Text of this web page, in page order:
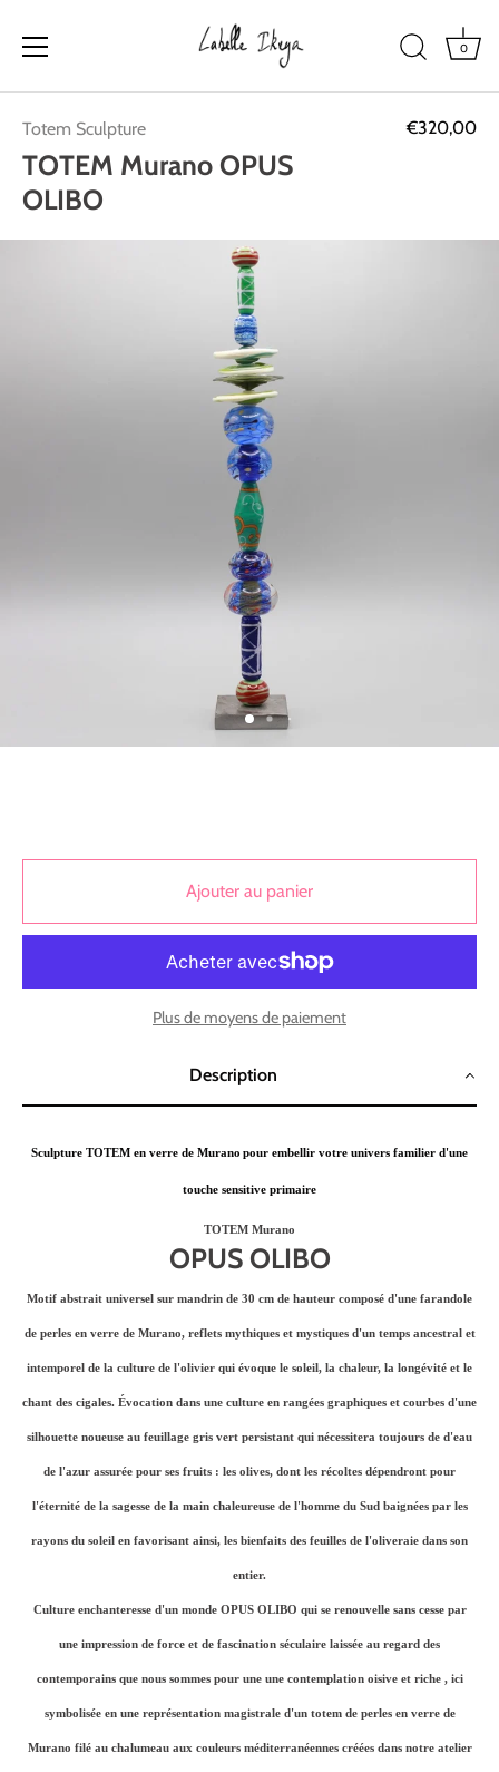
contenu
0
Totem Sculpture €320,00
TOTEM Murano OPUS
OLIBO
Ajouter au panier
Plus de moyens de paiement
Description
Sculpture TOTEM en verre de Murano pour embellir votre univers familier d'une
touche sensitive primaire
TOTEM Murano
OPUS OLIBO
Motif abstrait universel sur mandrin de 30 cm de hauteur composé d'une farandole
de perles en verre de Murano, reflets mythiques et mystiques d'un temps ancestral et
intemporel de la culture de l'olivier qui évoque le soleil, la chaleur, la longévité et le
chant des cigales. Évocation dans une culture en rangées graphiques et courbes d'une
silhouette noueuse au feuillage gris vert persistant qui nécessitera toujours de d'eau
de l'azur assurée pour ses fruits : les olives, dont les récoltes dépendront pour
l'éternité de la sagesse de la main chaleureuse de l'homme du Sud baignées par les
rayons du soleil en favorisant ainsi, les bienfaits des feuilles de l'oliveraie dans son
entier.
Culture enchanteresse d'un monde OPUS OLIBO qui se renouvelle sans cesse par
une impression de force et de fascination séculaire laissée au regard des
contemporains que nous sommes pour une une contemplation oisive et riche , ici
symbolisée en une représentation magistrale d'un totem de perles en verre de
Murano filé au chalumeau aux couleurs méditerranéennes créées dans notre atelier